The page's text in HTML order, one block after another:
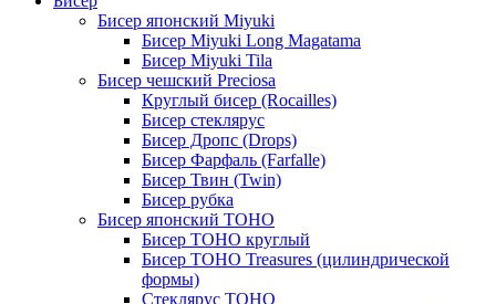
Бисер японский Miyuki
Бисер Miyuki Long Magatama
Бисер Miyuki Tila
Бисер чешский Preciosa
Круглый бисер (Rocailles)
Бисер стеклярус
Бисер Дропс (Drops)
Бисер Фарфаль (Farfalle)
Бисер Твин (Twin)
Бисер рубка
Бисер японский TOHO
Бисер TOHO круглый
Бисер TOHO Treasures (цилиндрической
формы)
Стеклярус TOHO